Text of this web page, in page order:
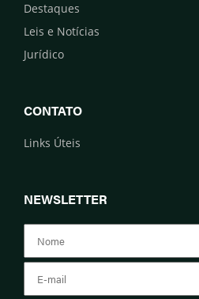
Destaques
Leis e Notícias
Jurídico
CONTATO
Links Úteis
NEWSLETTER